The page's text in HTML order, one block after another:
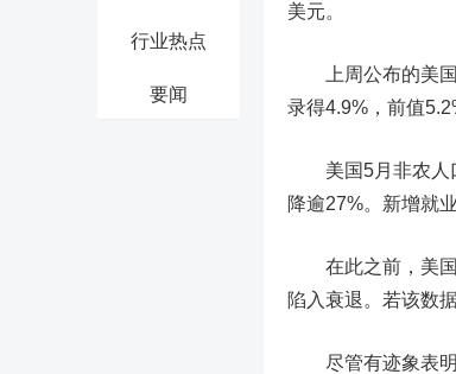
行业热点
要闻
美元。
上周公布的美国4
录得4.9%，前值
美国5月非农人口
降逾27%。新增就
在此之前，美国
陷入衰退。若该数
尽管有迹象表明